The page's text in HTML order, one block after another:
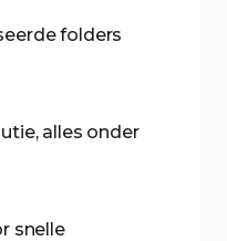
folders
alles onder
snelle